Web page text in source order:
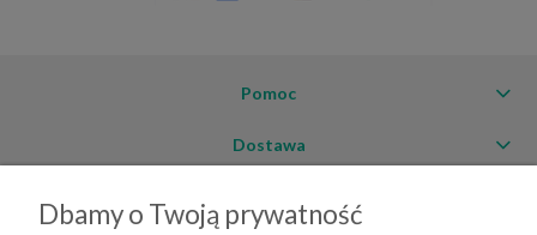
Pomoc
Dostawa
Dbamy o Twoją prywatność